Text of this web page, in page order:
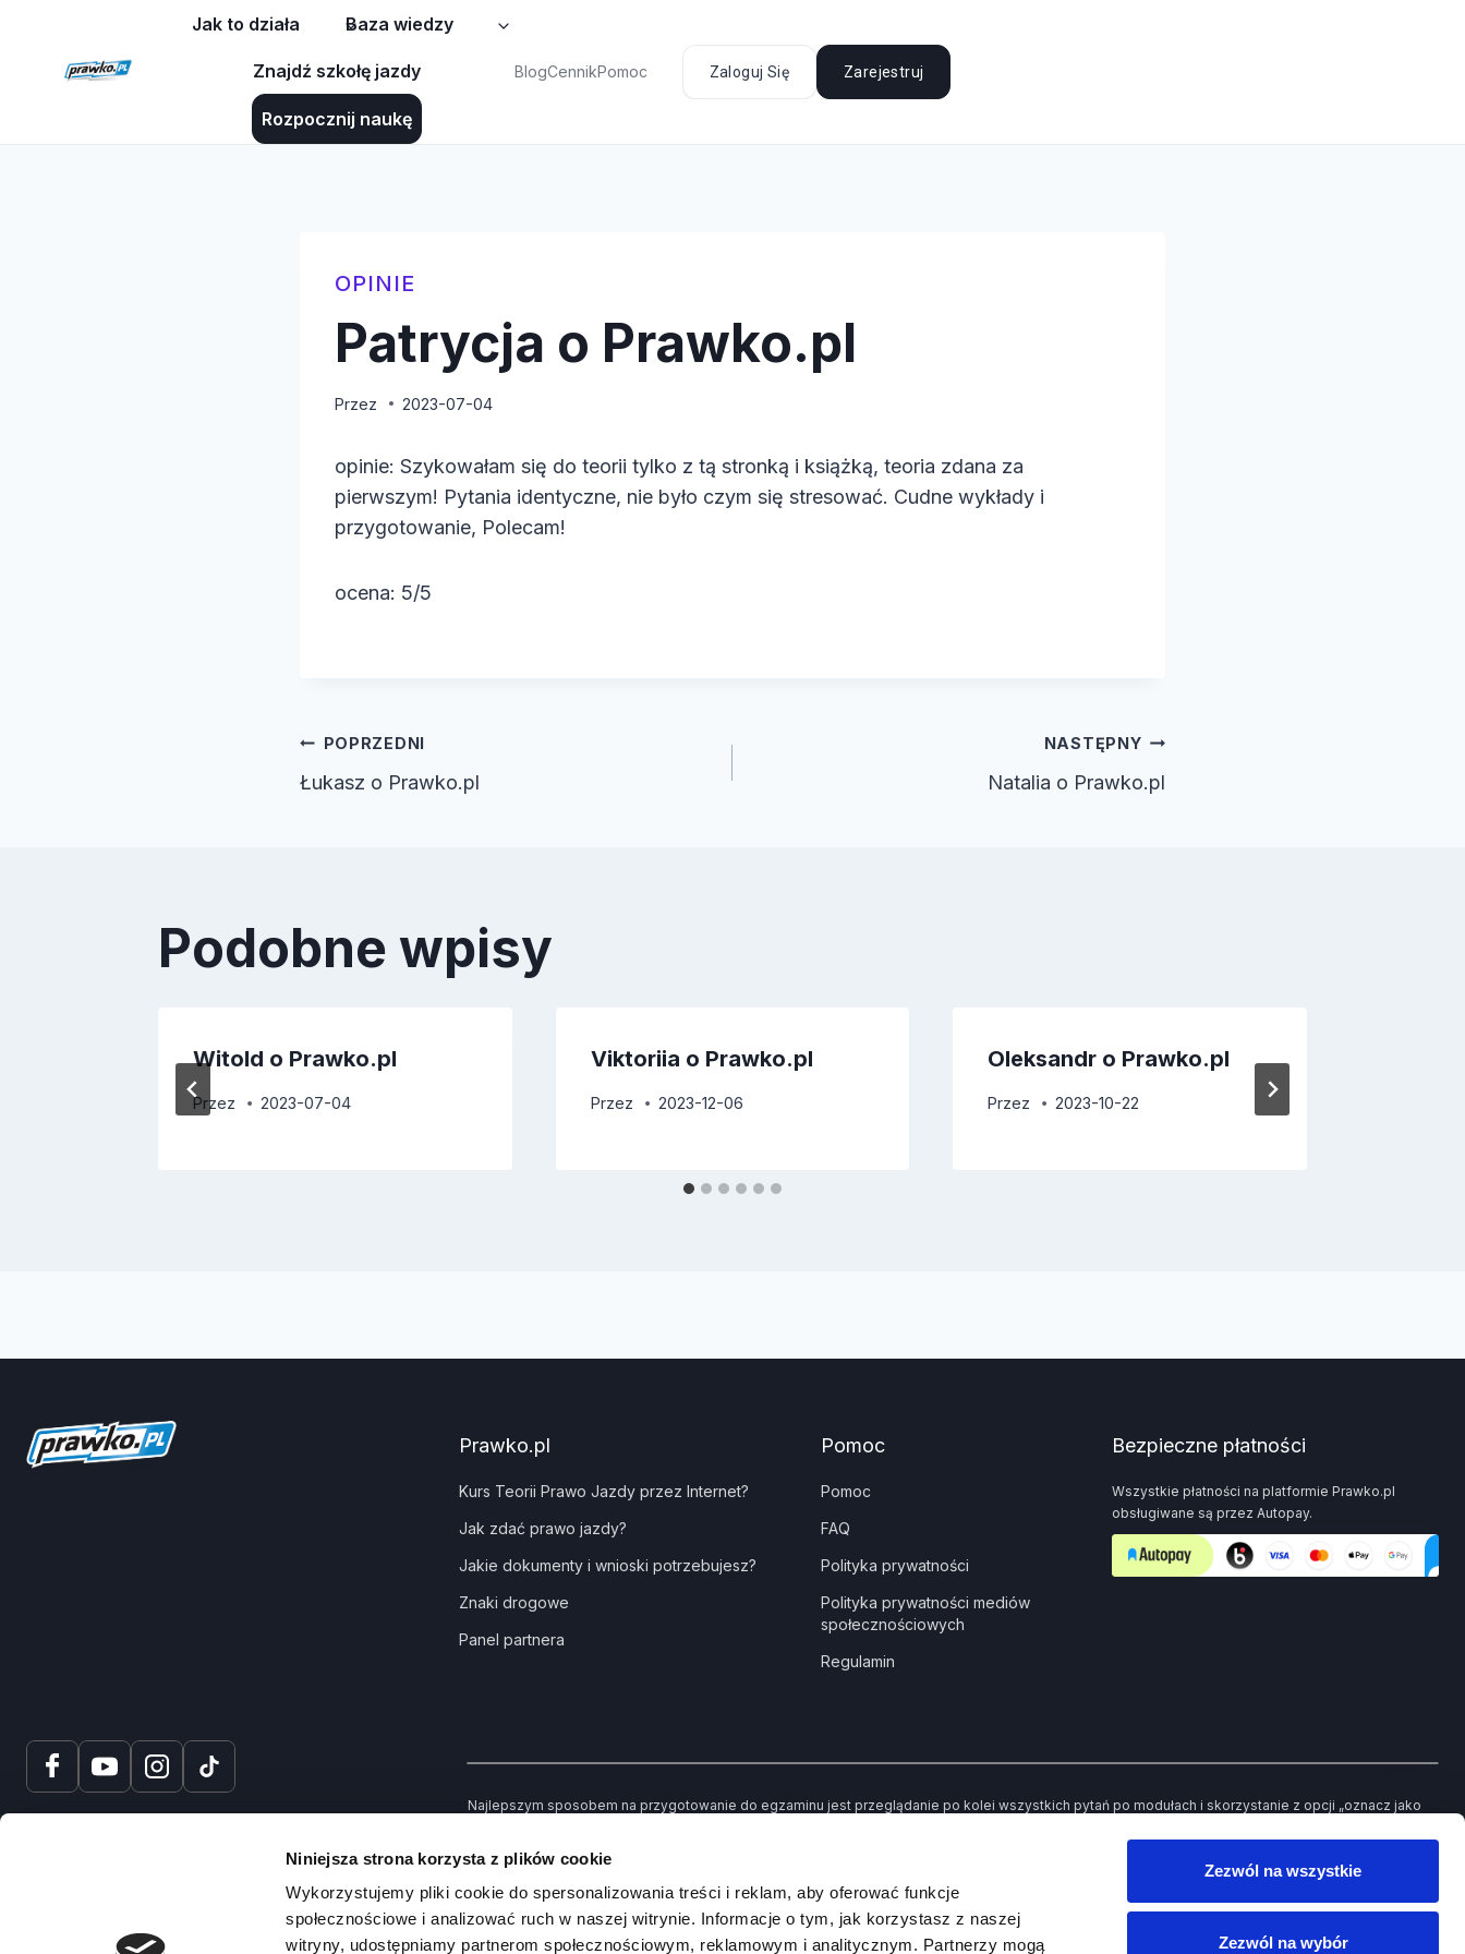
Niniejsza strona korzysta z plików cookie
Wykorzystujemy pliki cookie do spersonalizowania treści i reklam, aby oferować funkcje
społecznościowe i analizować ruch w naszej witrynie. Informacje o tym, jak korzystasz z naszej
witryny, udostępniamy partnerom społecznościowym, reklamowym i analitycznym. Partnerzy mogą
Zezwól na wszystkie
Zezwól na wybór
Jak to działa Baza wiedzy
Znajdź szkołę jazdy
Rozpocznij naukę
BlogCennikPomoc Zaloguj Się Zarejestruj
OPINIE
Patrycja o Prawko.pl
Przez 2023-07-04
opinie: Szykowałam się do teorii tylko z tą stronką i książką, teoria zdana za
pierwszym! Pytania identyczne, nie było czym się stresować. Cudne wykłady i
przygotowanie, Polecam!
ocena: 5/5
Nawigacja
POPRZEDNI
Łukasz o Prawko.pl
NASTĘPNY
Natalia o Prawko.pl
Podobne wpisy
Witold o Prawko.pl
Przez 2023-07-04
Viktoriia o Prawko.pl
Przez 2023-12-06
Oleksandr o Prawko.pl
Przez 2023-10-22
Prawko.pl
Kurs Teorii Prawo Jazdy przez Internet?
Jak zdać prawo jazdy?
Jakie dokumenty i wnioski potrzebujesz?
Znaki drogowe
Panel partnera
Pomoc
Pomoc
FAQ
Polityka prywatności
Polityka prywatności mediów
społecznościowych
Regulamin
Bezpieczne płatności
Wszystkie płatności na platformie Prawko.pl
obsługiwane są przez Autopay.
Najlepszym sposobem na przygotowanie do egzaminu jest przeglądanie po kolei wszystkich pytań po modułach i skorzystanie z opcji „oznacz jako